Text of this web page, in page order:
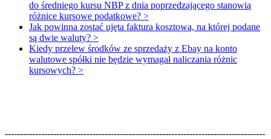
do średniego kursu NBP z dnia poprzedzającego stanowią
różnice kursowe podatkowe? >
Jak powinna zostać ujęta faktura kosztowa, na której podane
są dwie waluty? >
Kiedy przelew środków ze sprzedaży z Ebay na konto
walutowe spółki nie będzie wymagał naliczania różnic
kursowych? >
--------------------------------------------------------------------------------------